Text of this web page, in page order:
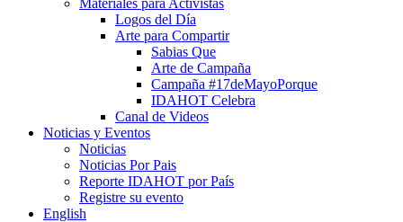
Logos del Día
Arte para Compartir
Sabias Que
Arte de Campaña
Campaña #17deMayoPorque
IDAHOT Celebra
Canal de Videos
Noticias y Eventos
Noticias
Noticias Por Pais
Reporte IDAHOT por País
Registre su evento
English